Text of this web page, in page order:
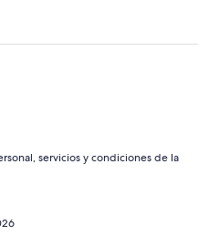
servicios y condiciones de la